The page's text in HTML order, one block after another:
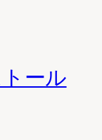
トール